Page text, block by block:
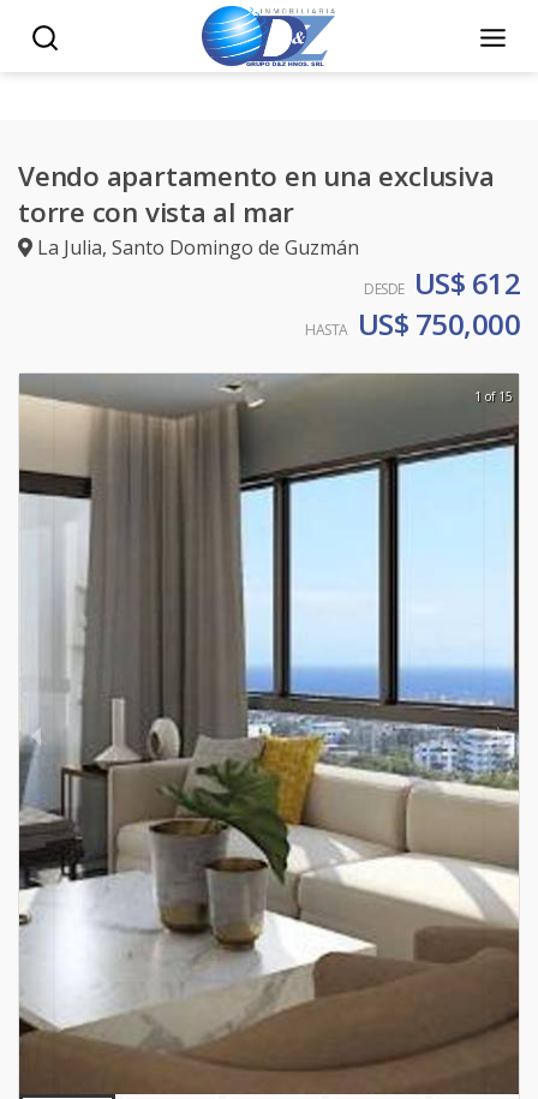
Vendo apartamento en una exclusiva
torre con vista al mar
La Julia, Santo Domingo de Guzmán
DESDE US$ 612
HASTA US$ 750,000
1 of 15